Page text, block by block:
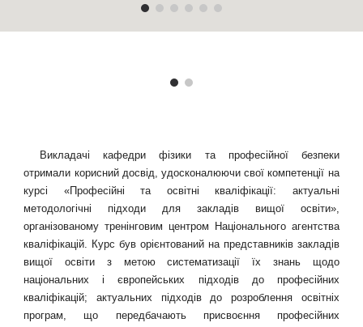
Викладачі кафедри фізики та професійної безпеки
отримали корисний досвід, удосконалюючи свої компетенції на
курсі «Професійні та освітні кваліфікації: актуальні
методологічні підходи для закладів вищої освіти»,
організованому тренінговим центром Національного агентства
кваліфікацій. Курс був орієнтований на представників закладів
вищої освіти з метою систематизації їх знань щодо
національних і європейських підходів до професійних
кваліфікацій; актуальних підходів до розроблення освітніх
програм, що передбачають присвоєння професійних